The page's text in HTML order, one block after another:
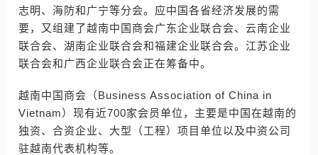
志明、海防和广宁等分会。应中国各省经济发展的需
要，又组建了越南中国商会广东企业联合会、云南企业
联合会、湖南企业联合会和福建企业联合会。江苏企业
联合会和广西企业联合会正在筹备中。
越南中国商会（Business Association of China in
Vietnam）现有近700家会员单位，主要是中国在越南的
独资、合资企业、大型（工程）项目单位以及中资公司
驻越南代表机构等。